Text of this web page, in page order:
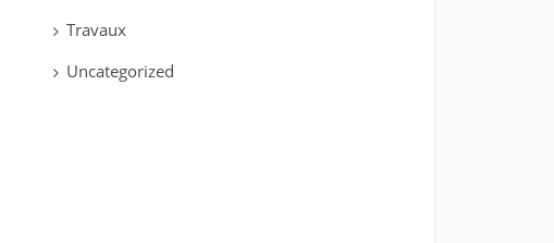
Travaux
Uncategorized